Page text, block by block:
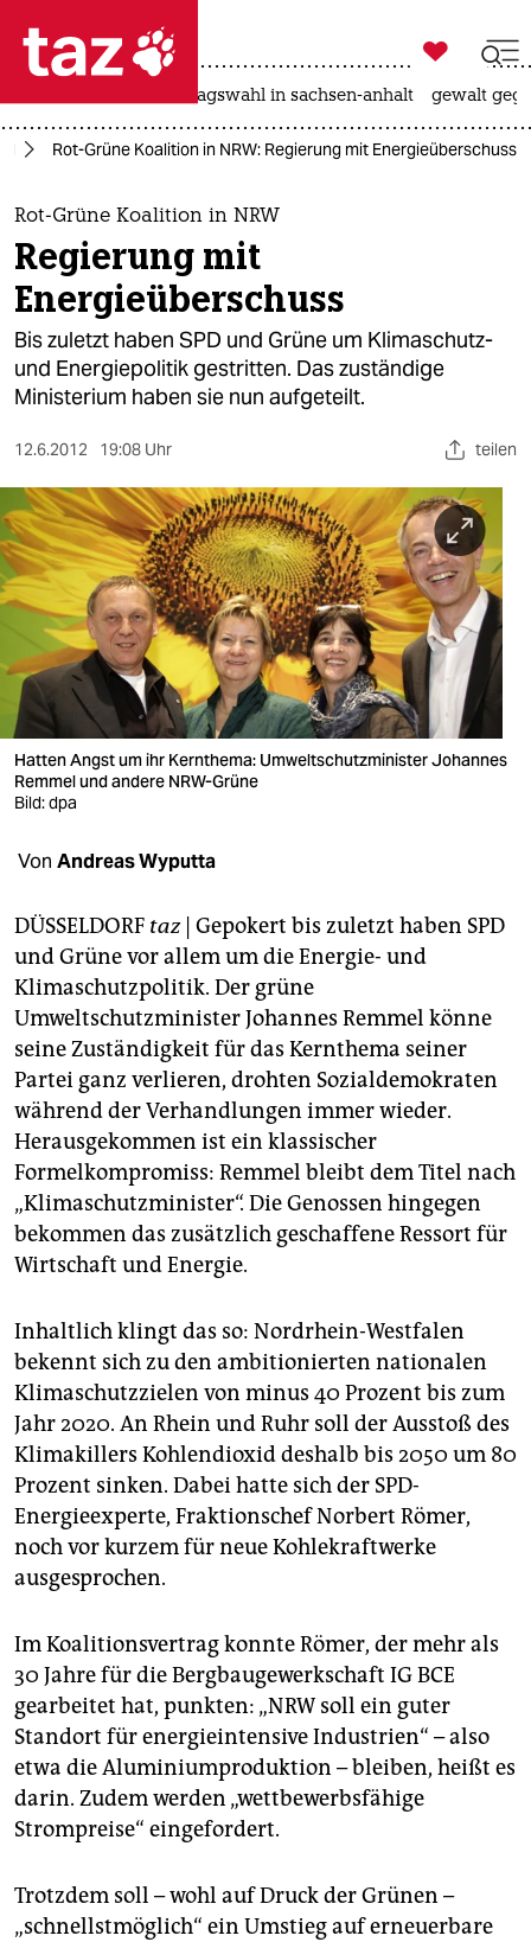
 taz zahl ich
taz zahl ich
themen
politik
öko
gesellschaft
sport
berlin
nord
wahrheit
verlag
verlag
veranstaltungen
unterstützen
abo
genossenschaft
epaper login

taz zahl ich
landtagswahl in sachsen-anhalt gewalt
Rot-Grüne Koalition in NRW: Regierung mit Energieüberschuss
Rot-Grüne Koalition in NRW
Regierung mit
Energieüberschuss
Bis zuletzt haben SPD und Grüne um Klimaschutz-
und Energiepolitik gestritten. Das zuständige
Ministerium haben sie nun aufgeteilt.
12.6.2012 19:08 Uhr teilen
Hatten Angst um ihr Kernthema: Umweltschutzminister Johannes
Remmel und andere NRW-Grüne
Bild: dpa
Von Andreas Wyputta
DÜSSELDORF taz| Gepokert bis zuletzt haben SPD
und Grüne vor allem um die Energie- und
Klimaschutzpolitik. Der grüne
Umweltschutzminister Johannes Remmel könne
seine Zuständigkeit für das Kernthema seiner
Partei ganz verlieren, drohten Sozialdemokraten
während der Verhandlungen immer wieder.
Herausgekommen ist ein klassischer
Formelkompromiss: Remmel bleibt dem Titel nach
„Klimaschutzminister“. Die Genossen hingegen
bekommen das zusätzlich geschaffene Ressort für
Wirtschaft und Energie.
Inhaltlich klingt das so: Nordrhein-Westfalen
bekennt sich zu den ambitionierten nationalen
Klimaschutzzielen von minus 40 Prozent bis zum
Jahr 2020. An Rhein und Ruhr soll der Ausstoß des
Klimakillers Kohlendioxid deshalb bis 2050 um 80
Prozent sinken. Dabei hatte sich der SPD-
Energieexperte, Fraktionschef Norbert Römer,
noch vor kurzem für neue Kohlekraftwerke
ausgesprochen.
Im Koalitionsvertrag konnte Römer, der mehr als
30 Jahre für die Bergbaugewerkschaft IG BCE
gearbeitet hat, punkten: „NRW soll ein guter
Standort für energieintensive Industrien“ – also
etwa die Aluminiumproduktion – bleiben, heißt es
darin. Zudem werden „wettbewerbsfähige
Strompreise“ eingefordert.
Trotzdem soll – wohl auf Druck der Grünen –
„schnellstmöglich“ ein Umstieg auf erneuerbare